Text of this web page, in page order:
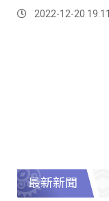
2022-12-20 19:11
最新新聞